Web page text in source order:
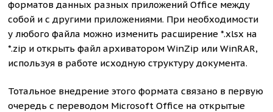
форматов данных разных приложений Office между
собой и с другими приложениями. При необходимости
у любого файла можно изменить расширение *.xlsx на
*.zip и открыть файл архиватором WinZip или WinRAR,
используя в работе исходную структуру документа.
Тотальное внедрение этого формата связано в первую
очередь с переводом Microsoft Office на открытые